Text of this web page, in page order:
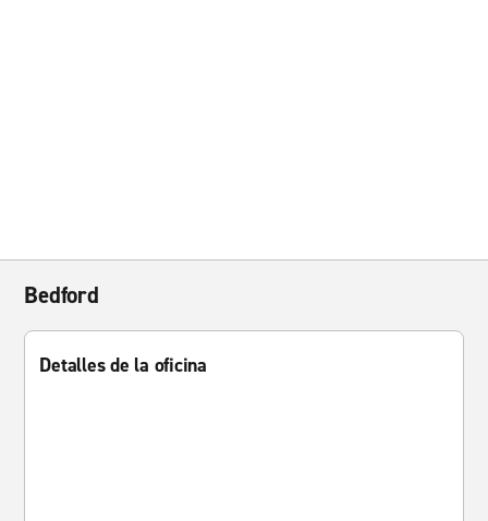
Bedford
Detalles de la oficina